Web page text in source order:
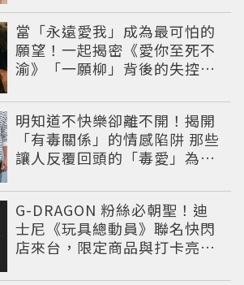
當「永遠愛我」成為最可怕的
願望！一起揭密《愛你至死不
渝》「一願柳」背後的失控愛
明知道不快樂卻離不開！揭開
「有毒關係」的情感陷阱 那些
讓人反覆回頭的「毒愛」為何
G-DRAGON 粉絲必朝聖！迪
士尼《玩具總動員》聯名快閃
店來台，限定商品與打卡亮點